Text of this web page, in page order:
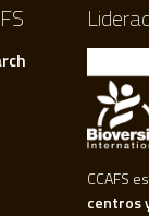
CCAFS
centros